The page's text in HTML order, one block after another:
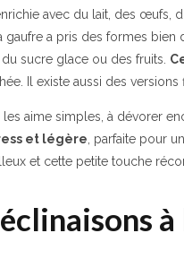
avec du lait, des œufs,
gaufre a pris des formes bien
sucre glace ou des fruits.
Il existe aussi des
aime simples, à dévorer
et légère , parfaite pour
et cette petite touche
à